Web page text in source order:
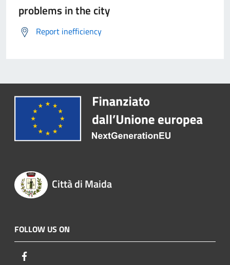
problems in the city
Report inefficiency
Città di Maida
FOLLOW US ON